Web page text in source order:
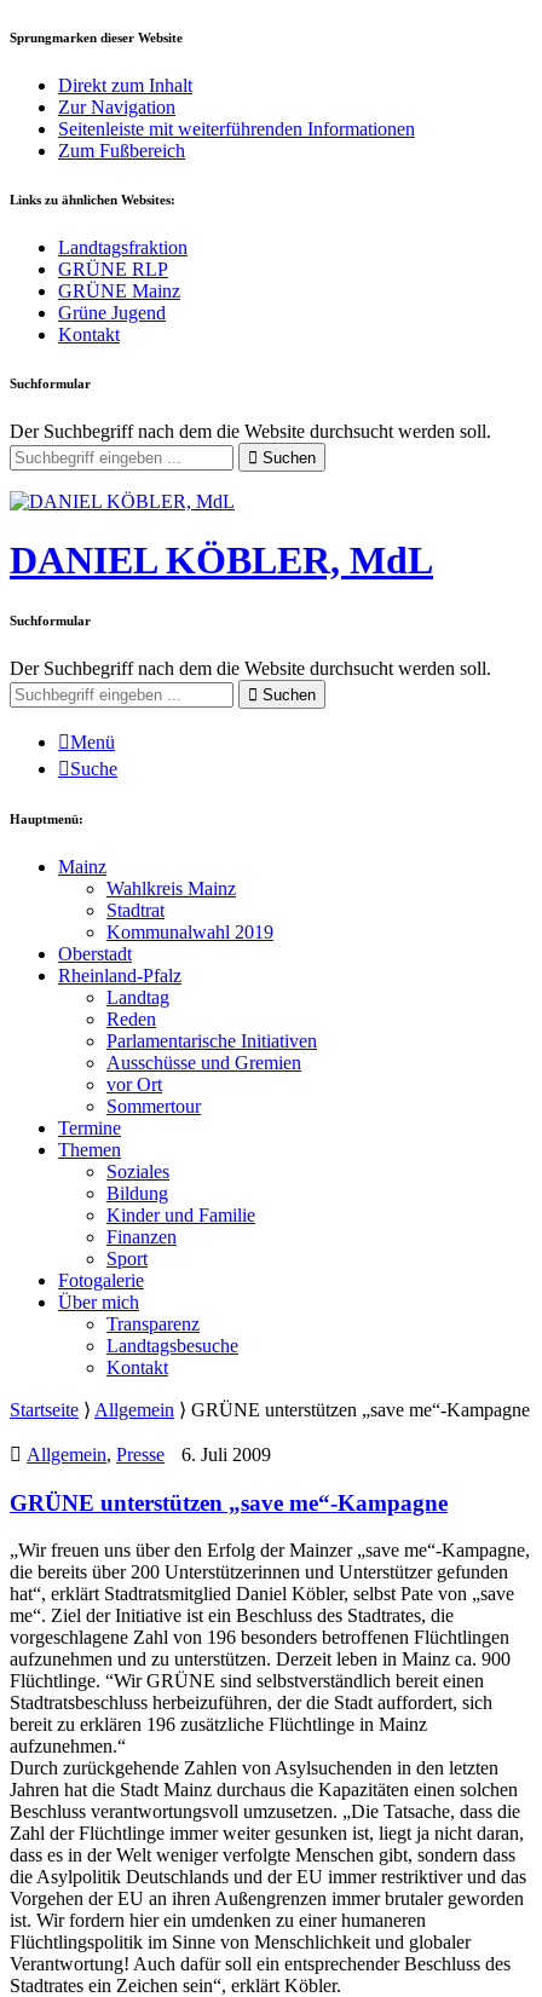
Sprungmarken dieser Website
Direkt zum Inhalt
Zur Navigation
Seitenleiste mit weiterführenden Informationen
Zum Fußbereich
Links zu ähnlichen Websites:
Landtagsfraktion
GRÜNE RLP
GRÜNE Mainz
Grüne Jugend
Kontakt
Suchformular
Der Suchbegriff nach dem die Website durchsucht werden soll.
Suchen
DANIEL KÖBLER, MdL
Suchformular
Der Suchbegriff nach dem die Website durchsucht werden soll.
Suchen
Menü
Suche
Hauptmenü:
Mainz
Wahlkreis Mainz
Stadtrat
Kommunalwahl 2019
Oberstadt
Rheinland-Pfalz
Landtag
Reden
Parlamentarische Initiativen
Ausschüsse und Gremien
vor Ort
Sommertour
Termine
Themen
Soziales
Bildung
Kinder und Familie
Finanzen
Sport
Fotogalerie
Über mich
Transparenz
Landtagsbesuche
Kontakt
Startseite ⟩ Allgemein ⟩ GRÜNE unterstützen „save me“-Kampagne
Allgemein, Presse 6. Juli 2009
GRÜNE unterstützen „save me“-Kampagne
„Wir freuen uns über den Erfolg der Mainzer „save me“-Kampagne,
die bereits über 200 Unterstützerinnen und Unterstützer gefunden
hat“, erklärt Stadtratsmitglied Daniel Köbler, selbst Pate von „save
me“. Ziel der Initiative ist ein Beschluss des Stadtrates, die
vorgeschlagene Zahl von 196 besonders betroffenen Flüchtlingen
aufzunehmen und zu unterstützen. Derzeit leben in Mainz ca. 900
Flüchtlinge. “Wir GRÜNE sind selbstverständlich bereit einen
Stadtratsbeschluss herbeizuführen, der die Stadt auffordert, sich
bereit zu erklären 196 zusätzliche Flüchtlinge in Mainz
aufzunehmen.“
Durch zurückgehende Zahlen von Asylsuchenden in den letzten
Jahren hat die Stadt Mainz durchaus die Kapazitäten einen solchen
Beschluss verantwortungsvoll umzusetzen. „Die Tatsache, dass die
Zahl der Flüchtlinge immer weiter gesunken ist, liegt ja nicht daran,
dass es in der Welt weniger verfolgte Menschen gibt, sondern dass
die Asylpolitik Deutschlands und der EU immer restriktiver und das
Vorgehen der EU an ihren Außengrenzen immer brutaler geworden
ist. Wir fordern hier ein umdenken zu einer humaneren
Flüchtlingspolitik im Sinne von Menschlichkeit und globaler
Verantwortung! Auch dafür soll ein entsprechender Beschluss des
Stadtrates ein Zeichen sein“, erklärt Köbler.